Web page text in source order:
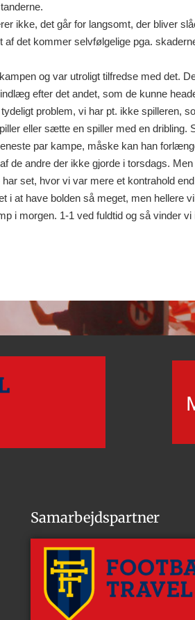
ikke, det går for langsomt, der bliver
af det kommer selvfølgelige pga.
og var utroligt tilfredse med det.
efter det andet, som de kunne
problem, vi har pt. ikke spilleren,
eller sætte en spiller med en dribling.
par kampe, måske kan han
de andre der ikke gjorde i torsdags.
set, hvor vi var mere et kontrahold
at have bolden så meget, men hellere
i morgen. 1-1 ved fuldtid og så vinder
Samarbejdspartner